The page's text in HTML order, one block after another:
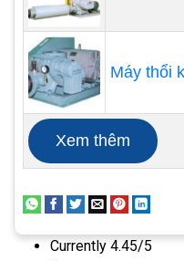
sản phẩm thì khách
dụng sản phẩm và
Máy thổi
Xem thêm
Currently 4.45/5